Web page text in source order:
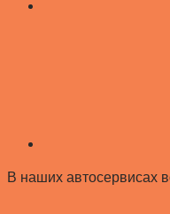
В наших автосервисах